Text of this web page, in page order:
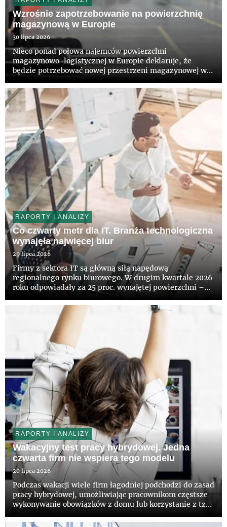
Wzrośnie zapotrzebowanie na powierzchnię
magazynową w Europie
30 lipca 2026
Nieco ponad połowa najemców powierzchni
magazynowo-logistycznej w Europie deklaruje, że
będzie potrzebować nowej przestrzeni magazynowej w
„European Logistics Occupier Survey 2026”,
przygotowanego przez CBRE i firmę A...
RAPORTY I ANALIZY
Co czwarty metr dla IT. Branża technologiczna
wynajęła najwięcej biur
29 lipca 2026
Firmy z sektora IT są główną siłą napędową
regionalnego rynku biurowego. W drugim kwartale 2026
roku odpowiadały za 25 proc. wynajętej powierzchni –
najemców wyraźnie wzrosła. Łącznie podpisano umowy
na 187,5 tys. mkw. biur, cz...
RAPORTY I ANALIZY
Wakacyjny test pracy hybrydowej. Jedna
czwarta firm nie wspiera tego modelu
20 lipca 2026
Podczas wakacji wiele firm łagodniej podchodzi do zasad
pracy hybrydowej, umożliwiając pracownikom częstsze
wykonywanie obowiązków z domu lub korzystanie z tzw.
układanka: dane, ludzie, przestrzeń”, stale model